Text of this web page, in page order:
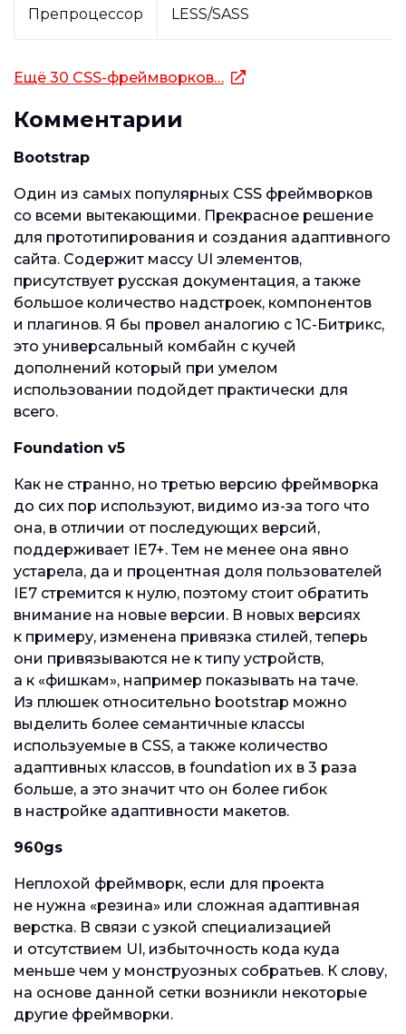
Препроцессор LESS/SASS
Ещё 30 CSS-фреймворков…
Комментарии
Bootstrap
Один из самых популярных CSS фреймворков
со всеми вытекающими. Прекрасное решение
для прототипирования и создания адаптивного
сайта. Содержит массу UI элементов,
присутствует русская документация, а также
большое количество надстроек, компонентов
и плагинов. Я бы провел аналогию с 1С-Битрикс,
это универсальный комбайн с кучей
дополнений который при умелом
использовании подойдет практически для
всего.
Foundation v5
Как не странно, но третью версию фреймворка
до сих пор используют, видимо из-за того что
она, в отличии от последующих версий,
поддерживает IE7+. Тем не менее она явно
устарела, да и процентная доля пользователей
IE7 стремится к нулю, поэтому стоит обратить
внимание на новые версии. В новых версиях
к примеру, изменена привязка стилей, теперь
они привязываются не к типу устройств,
а к «фишкам», например показывать на таче.
Из плюшек относительно bootstrap можно
выделить более семантичные классы
используемые в CSS, а также количество
адаптивных классов, в foundation их в 3 раза
больше, а это значит что он более гибок
в настройке адаптивности макетов.
960gs
Неплохой фреймворк, если для проекта
не нужна «резина» или сложная адаптивная
верстка. В связи с узкой специализацией
и отсутствием UI, избыточность кода куда
меньше чем у монструозных собратьев. К слову,
на основе данной сетки возникли некоторые
другие фреймворки.